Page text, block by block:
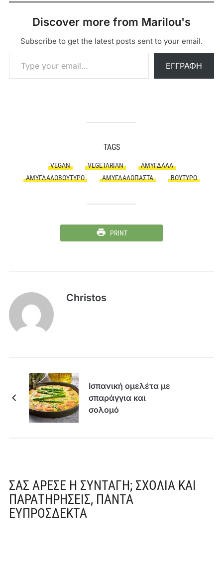
Discover more from Marilou's
Subscribe to get the latest posts sent to your email.
Type your email…
ΕΓΓΡΑΦΉ
TAGS
VEGAN VEGETARIAN
ΑΜΎΓΔΑΛΑ
ΑΜΥΓΔΑΛΟΒΟΎΤΥΡΟ
ΑΜΥΓΔΑΛΌΠΑΣΤΑ ΒΟΎΤΥΡΟ
PRINT
Christos
Ισπανική ομελέτα με
σπαράγγια και
σολομό
ΣΑΣ ΆΡΕΣΕ Η ΣΥΝΤΑΓΉ; ΣΧΌΛΙΑ ΚΑΙ
ΠΑΡΑΤΗΡΉΣΕΙΣ, ΠΆΝΤΑ
ΕΥΠΡΌΣΔΕΚΤΑ